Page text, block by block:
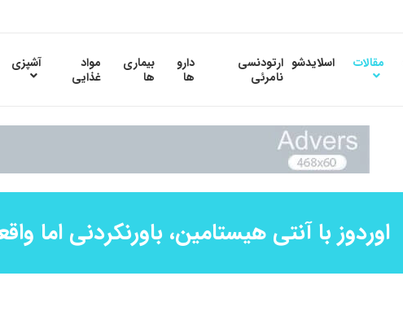
مقالات اسلایدشو ارتودنسی
نامرئی
دارو
ها
بیماری
ها
مواد
غذایی
آشپزی
اوردوز با آنتی هیستامین، باورنکردنی اما